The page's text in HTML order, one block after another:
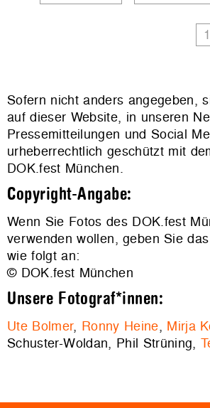
Sofern nicht anders angegeben,
auf dieser Website, in unseren
Pressemitteilungen und Social
urheberrechtlich geschützt mit
DOK.fest München.
Copyright-Angabe:
Wenn Sie Fotos des DOK.fest
verwenden wollen, geben Sie
wie folgt an:
© DOK.fest München
Unsere Fotograf*innen:
Ute Bolmer, Ronny Heine, Mirja
Schuster-Woldan, Phil Strüning,